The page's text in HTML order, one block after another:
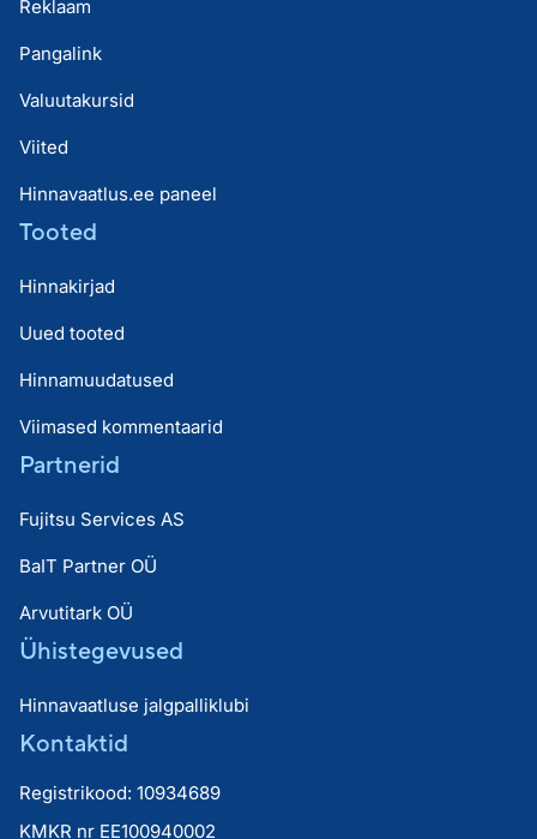
Reklaam
Pangalink
Valuutakursid
Viited
Hinnavaatlus.ee paneel
Tooted
Hinnakirjad
Uued tooted
Hinnamuudatused
Viimased kommentaarid
Partnerid
Fujitsu Services AS
BaIT Partner OÜ
Arvutitark OÜ
Ühistegevused
Hinnavaatluse jalgpalliklubi
Kontaktid
Registrikood: 10934689
KMKR nr EE100940002